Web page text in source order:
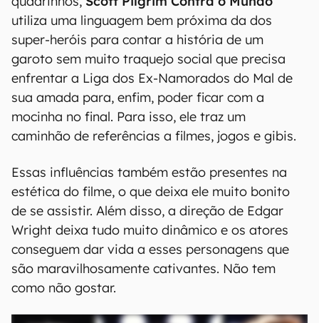
utiliza uma linguagem bem próxima da dos
super-heróis para contar a história de um
garoto sem muito traquejo social que precisa
enfrentar a Liga dos Ex-Namorados do Mal de
sua amada para, enfim, poder ficar com a
mocinha no final. Para isso, ele traz um
caminhão de referências a filmes, jogos e gibis.
Essas influências também estão presentes na
estética do filme, o que deixa ele muito bonito
de se assistir. Além disso, a direção de Edgar
Wright deixa tudo muito dinâmico e os atores
conseguem dar vida a esses personagens que
são maravilhosamente cativantes. Não tem
como não gostar.